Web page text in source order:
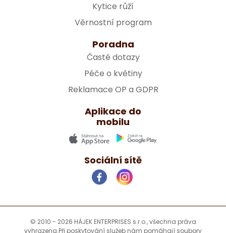
Kytice růží
Věrnostní program
Poradna
Časté dotazy
Péče o květiny
Reklamace OP a GDPR
Aplikace do
mobilu
Sociální sítě
© 2010 - 2026 HÁJEK ENTERPRISES s.r.o., všechna práva
vyhrazena.Při poskytování služeb nám pomáhají soubory